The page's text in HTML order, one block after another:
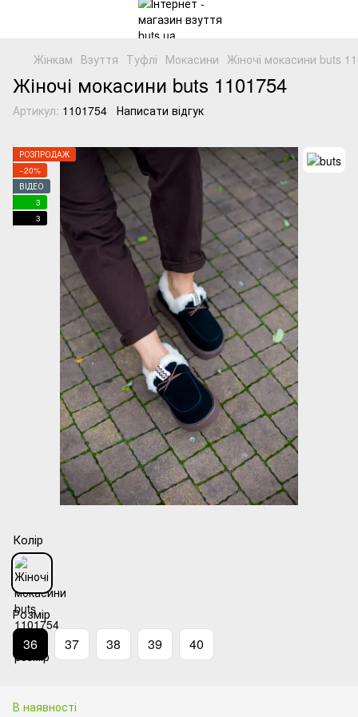
Жінкам Взуття Туфлі Мокасини Жіночі мокасини buts
Жіночі мокасини buts 1101754
Артикул: 1101754 Написати відгук
РОЗПРОДАЖ
−20%
ВІДЕО
3
3
Колір
Розмір
36 37 38 39 40
В наявності